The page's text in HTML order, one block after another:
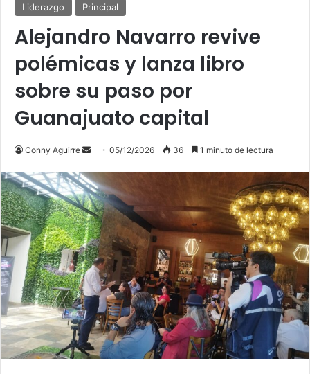
Liderazgo Principal
Alejandro Navarro revive
polémicas y lanza libro
sobre su paso por
Guanajuato capital
Conny Aguirre
Send
email
05/12/2026 36 1 minuto de lectura